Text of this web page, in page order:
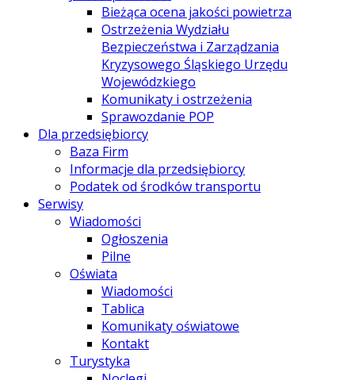
Bieżąca ocena jakości powietrza
Ostrzeżenia Wydziału
Bezpieczeństwa i Zarządzania
Kryzysowego Śląskiego Urzędu
Wojewódzkiego
Komunikaty i ostrzeżenia
Sprawozdanie POP
Dla przedsiębiorcy
Baza Firm
Informacje dla przedsiębiorcy
Podatek od środków transportu
Serwisy
Wiadomości
Ogłoszenia
Pilne
Oświata
Wiadomości
Tablica
Komunikaty oświatowe
Kontakt
Turystyka